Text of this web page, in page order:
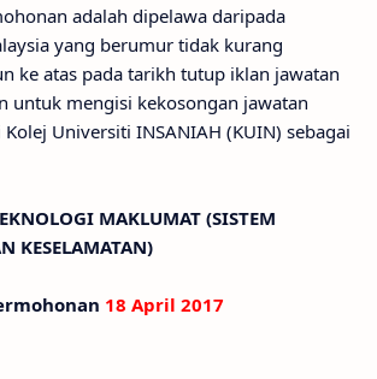
adalah dipelawa daripada
yang berumur tidak kurang
ke atas pada tarikh tutup iklan jawatan
untuk mengisi kekosongan jawatan
Universiti INSANIAH (KUIN) sebagai
MAKLUMAT (SISTEM
KESELAMATAN)
18 April 2017